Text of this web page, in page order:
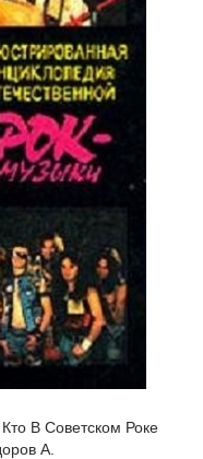
В Советском Роке
А.